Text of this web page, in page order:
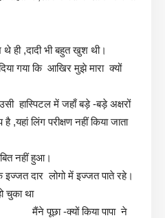
,दादी भी बहुत खुश थी।
गया कि आखिर मुझे मारा क्यों
हास्पिटल में जहाँ बड़े -बड़े अक्षरों
,यहां लिंग परीक्षण नहीं किया जाता
नहीं हुआ।
दार लोगो में इज्जत पाते रहे।
चुका था
मैंने पूछा -क्यों किया पापा ने